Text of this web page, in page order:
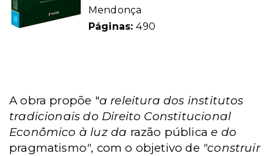
Mendonça
Páginas:490
A obra propõe "a releitura dos institutos
tradicionais do Direito Constitucional
Econômico à luz da razão pública e do
pragmatismo", com o objetivo de "construir